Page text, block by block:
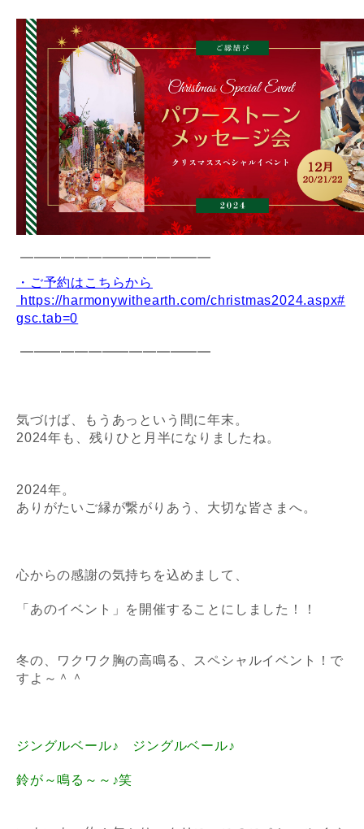
━━━━━━━━━━━━━━
・ご予約はこちらから
https://harmonywithearth.com/christmas2024.aspx#
gsc.tab=0
━━━━━━━━━━━━━━
気づけば、もうあっという間に年末。
2024年も、残りひと月半になりましたね。
2024年。
ありがたいご縁が繋がりあう、大切な皆さまへ。
心からの感謝の気持ちを込めまして、
「あのイベント」 を開催することにしました！！
冬の、ワクワク胸の高鳴る、スペシャルイベント！で
すよ～＾＾
ジングルベール♪ ジングルベール♪
鈴が～鳴る～～♪笑